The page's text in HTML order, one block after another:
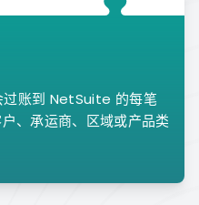
账到 NetSuite 的每笔
、承运商、区域或产品类